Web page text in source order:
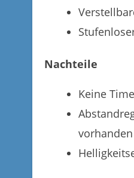
Nachteile
Keine
vorhanden